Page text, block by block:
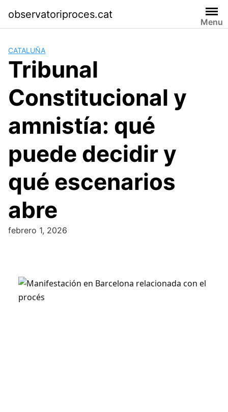
content
observatoriproces.cat
Menu
CATALUÑA
Tribunal
Constitucional y
amnistía: qué
puede decidir y
qué escenarios
abre
febrero 1, 2026